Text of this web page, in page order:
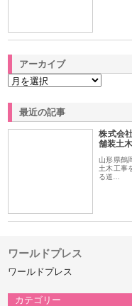
アーカイブ
最近の記事
株式会
舗装土
山形県鶴
土木工事
る道…
ワールドプレス
ワールドプレス
カテゴリー